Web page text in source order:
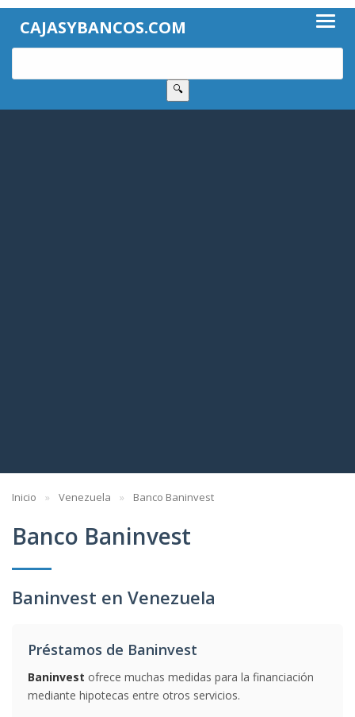
CAJASYBANCOS.COM
🔍
Inicio Venezuela Banco Baninvest
Banco Baninvest
Baninvest en Venezuela
Préstamos de Baninvest
Baninvest ofrece muchas medidas para la financiación
mediante hipotecas entre otros servicios.